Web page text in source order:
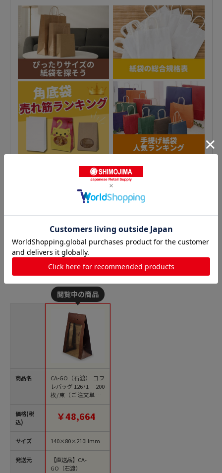
角底袋の人気商品との比較
商品名
価格(税
込)
サイズ
発送元
CA-GO（石渡） コフ
レバッグ 12671 200
枚/束（ご注文単位1
束）【直送品】
￥48,664
140×80×210Hmm
【直送品】CA-
GO（石渡）